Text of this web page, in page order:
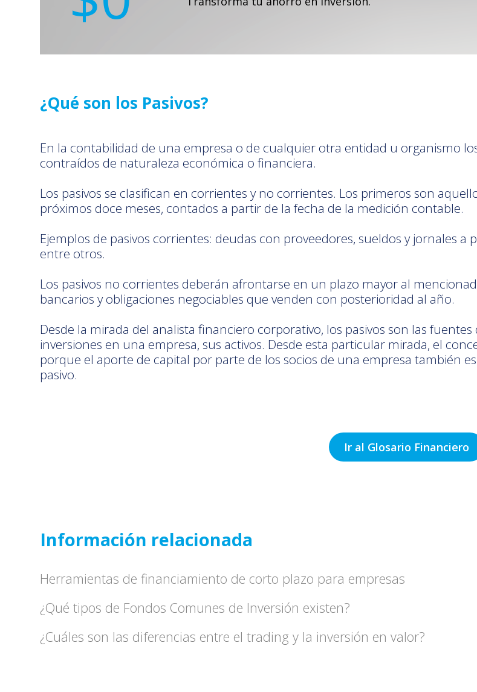
¿Qué son los Pasivos?
En la contabilidad de una empresa o de cualquier otra entidad u organismo
contraídos de naturaleza económica o financiera.
Los pasivos se clasifican en corrientes y no corrientes. Los primeros son
próximos doce meses, contados a partir de la fecha de la medición contable.
Ejemplos de pasivos corrientes: deudas con proveedores, sueldos y jornales
entre otros.
Los pasivos no corrientes deberán afrontarse en un plazo mayor al
bancarios y obligaciones negociables que venden con posterioridad al año.
Desde la mirada del analista financiero corporativo, los pasivos son las
inversiones en una empresa, sus activos. Desde esta particular mirada, el
porque el aporte de capital por parte de los socios de una empresa también
pasivo.
Ir al Glosario Financiero
Información relacionada
Herramientas de financiamiento de corto plazo para empresas
¿Qué tipos de Fondos Comunes de Inversión existen?
¿Cuáles son las diferencias entre el trading y la inversión en valor?